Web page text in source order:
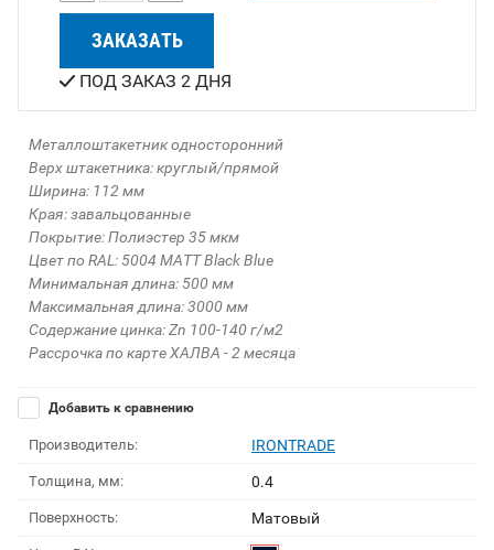
ЗАКАЗАТЬ
ПОД ЗАКАЗ 2 ДНЯ
Металлоштакетник односторонний
Верх штакетника: круглый/прямой
Ширина: 112 мм
Края: завальцованные
Покрытие: Полиэстер 35 мкм
Цвет по RAL: 5004 MATT Black Blue
Минимальная длина: 500 мм
Максимальная длина: 3000 мм
Содержание цинка: Zn 100-140 г/м2
Рассрочка по карте ХАЛВА - 2 месяца
Добавить к сравнению
Производитель: IRONTRADE
Толщина, мм: 0.4
Поверхность: Матовый